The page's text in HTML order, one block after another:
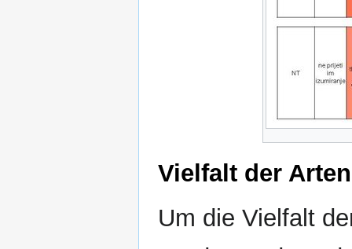
Vielfalt der Arten
Um die Vielfalt